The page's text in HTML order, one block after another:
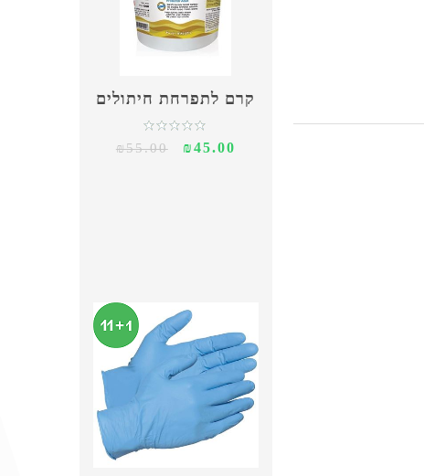
קרם לתפרחת חיתולים
₪45.00
₪55.00
צפייה מהירה